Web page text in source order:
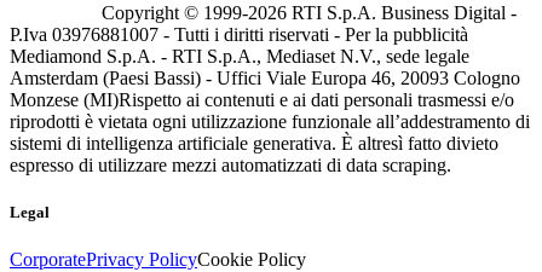
Copyright © 1999-2026 RTI S.p.A. Business Digital -
P.Iva 03976881007 - Tutti i diritti riservati - Per la pubblicità
Mediamond S.p.A. - RTI S.p.A., Mediaset N.V., sede legale
Amsterdam (Paesi Bassi) - Uffici Viale Europa 46, 20093 Cologno
Monzese (MI)Rispetto ai contenuti e ai dati personali trasmessi e/o
riprodotti è vietata ogni utilizzazione funzionale all’addestramento di
sistemi di intelligenza artificiale generativa. È altresì fatto divieto
espresso di utilizzare mezzi automatizzati di data scraping.
Legal
CorporatePrivacy PolicyCookie Policy